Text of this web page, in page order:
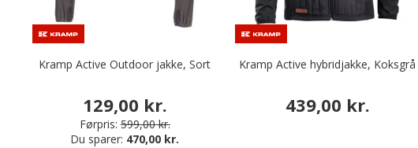
Kramp Active Outdoor jakke, Sort
129,00 kr.
Førpris: 599,00 kr.
Du sparer: 470,00 kr.
Kramp Active hybridjakke, Koksgrå
439,00 kr.